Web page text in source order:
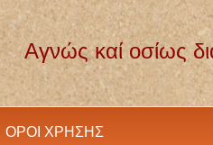
τόν εμόν καί
ΟΡΟΙ ΧΡΗΣΗΣ